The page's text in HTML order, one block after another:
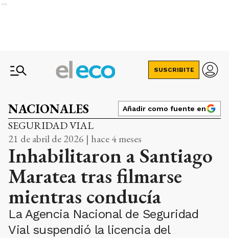
Ads
SUSCRIBITE
NACIONALES Añadir como fuente en
SEGURIDAD VIAL
21 de abril de 2026 | hace 4 meses
Inhabilitaron a Santiago
Maratea tras filmarse
mientras conducía
La Agencia Nacional de Seguridad
Vial suspendió la licencia del